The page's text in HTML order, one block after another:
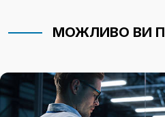
МОЖЛИВО ВИ